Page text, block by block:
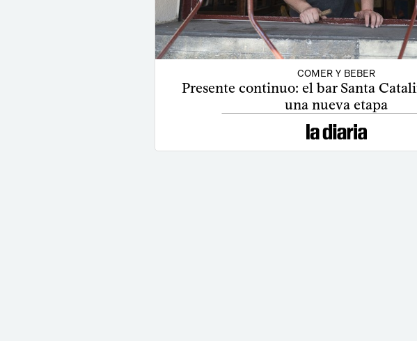
COMER Y BEBER
Presente continuo: el bar Santa
una nueva etapa